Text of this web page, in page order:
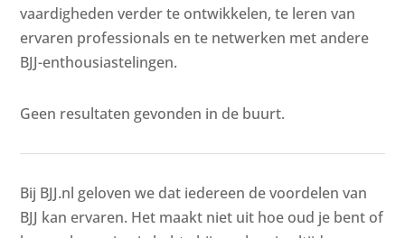
vaardigheden verder te ontwikkelen, te leren van
ervaren professionals en te netwerken met andere
BJJ-enthousiastelingen.
Geen resultaten gevonden in de buurt.
Bij BJJ.nl geloven we dat iedereen de voordelen van
BJJ kan ervaren. Het maakt niet uit hoe oud je bent of